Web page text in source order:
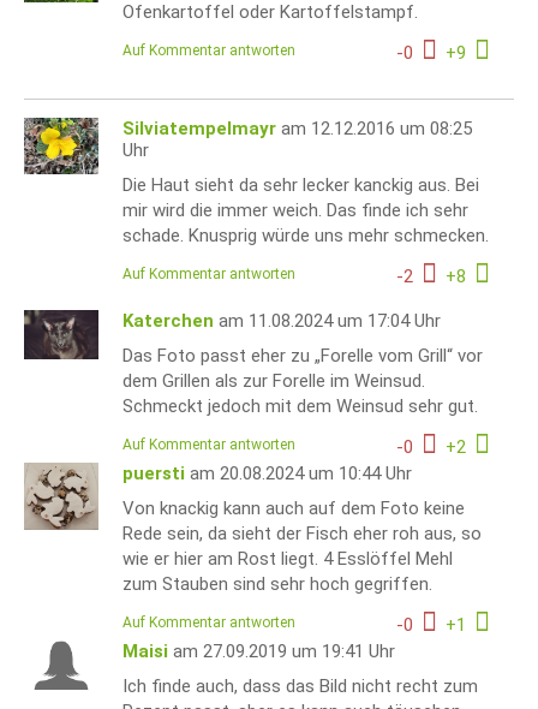
Ofenkartoffel oder Kartoffelstampf.
-0 +9
Auf Kommentar antworten
Silviatempelmayr am 12.12.2016 um 08:25
Uhr
Die Haut sieht da sehr lecker kanckig aus. Bei
mir wird die immer weich. Das finde ich sehr
schade. Knusprig würde uns mehr schmecken.
-2 +8
Auf Kommentar antworten
Katerchen am 11.08.2024 um 17:04 Uhr
Das Foto passt eher zu „Forelle vom Grill“ vor
dem Grillen als zur Forelle im Weinsud.
Schmeckt jedoch mit dem Weinsud sehr gut.
-0 +2
Auf Kommentar antworten
puersti am 20.08.2024 um 10:44 Uhr
Von knackig kann auch auf dem Foto keine
Rede sein, da sieht der Fisch eher roh aus, so
wie er hier am Rost liegt. 4 Esslöffel Mehl
zum Stauben sind sehr hoch gegriffen.
-0 +1
Auf Kommentar antworten
Maisi am 27.09.2019 um 19:41 Uhr
Ich finde auch, dass das Bild nicht recht zum